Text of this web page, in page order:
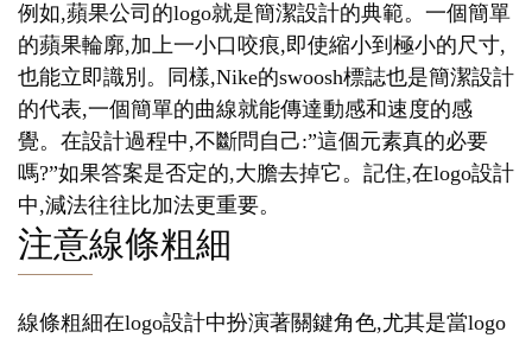
例如,蘋果公司的logo就是簡潔設計的典範。一個簡單
的蘋果輪廓,加上一小口咬痕,即使縮小到極小的尺寸,
也能立即識別。同樣,Nike的swoosh標誌也是簡潔設計
的代表,一個簡單的曲線就能傳達動感和速度的感
覺。在設計過程中,不斷問自己:”這個元素真的必要
嗎?”如果答案是否定的,大膽去掉它。記住,在logo設計
中,減法往往比加法更重要。
注意線條粗細
線條粗細在logo設計中扮演著關鍵角色,尤其是當logo